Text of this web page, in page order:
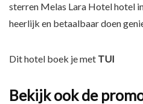
sterren Melas Lara Hotel hotel
heerlijk en betaalbaar doen
Dit hotel boek je met TUI
Bekijk ook de